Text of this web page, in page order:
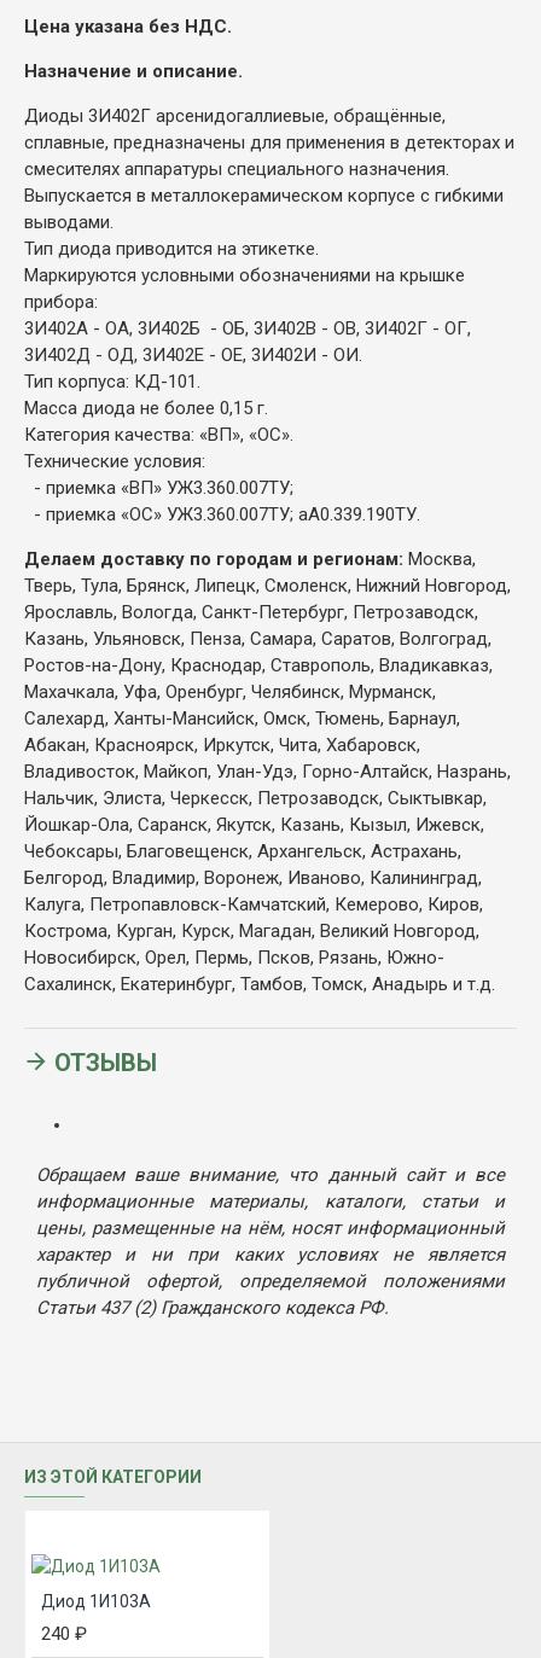
Цена указана без НДС.
Назначение и описание.
Диоды 3И402Г арсенидогаллиевые, обращённые,
сплавные, предназначены для применения в детекторах и
смесителях аппаратуры специального назначения.
Выпускается в металлокерамическом корпусе с гибкими
выводами.
Тип диода приводится на этикетке.
Маркируются условными обозначениями на крышке
прибора:
3И402А - ОА, 3И402Б - ОБ, 3И402В - ОВ, 3И402Г - ОГ,
3И402Д - ОД, 3И402Е - ОЕ, 3И402И - ОИ.
Тип корпуса: КД-101.
Масса диода не более 0,15 г.
Категория качества: «ВП», «ОС».
Технические условия:
- приемка «ВП» УЖ3.360.007ТУ;
- приемка «ОС» УЖ3.360.007ТУ; аА0.339.190ТУ.
Делаем доставку по городам и регионам: Москва,
Тверь, Тула, Брянск, Липецк, Смоленск, Нижний Новгород,
Ярославль, Вологда, Санкт-Петербург, Петрозаводск,
Казань, Ульяновск, Пенза, Самара, Саратов, Волгоград,
Ростов-на-Дону, Краснодар, Ставрополь, Владикавказ,
Махачкала, Уфа, Оренбург, Челябинск, Мурманск,
Салехард, Ханты-Мансийск, Омск, Тюмень, Барнаул,
Абакан, Красноярск, Иркутск, Чита, Хабаровск,
Владивосток, Майкоп, Улан-Удэ, Горно-Алтайск, Назрань,
Нальчик, Элиста, Черкесск, Петрозаводск, Сыктывкар,
Йошкар-Ола, Саранск, Якутск, Казань, Кызыл, Ижевск,
Чебоксары, Благовещенск, Архангельск, Астрахань,
Белгород, Владимир, Воронеж, Иваново, Калининград,
Калуга, Петропавловск-Камчатский, Кемерово, Киров,
Кострома, Курган, Курск, Магадан, Великий Новгород,
Новосибирск, Орел, Пермь, Псков, Рязань, Южно-
Сахалинск, Екатеринбург, Тамбов, Томск, Анадырь и т.д.
ОТЗЫВЫ
Обращаем ваше внимание, что данный сайт и все
информационные материалы, каталоги, статьи и
цены, размещенные на нём, носят информационный
характер и ни при каких условиях не является
публичной офертой, определяемой положениями
Статьи 437 (2) Гражданского кодекса РФ.
ИЗ ЭТОЙ КАТЕГОРИИ
Диод 1И103А
240 ₽